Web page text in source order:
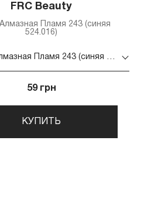
FRC Beauty
Пламя 243 (синяя
524.016)
Фреза Алмазная Пламя 243 (синяя 524.016)
59 грн
КУПИТЬ